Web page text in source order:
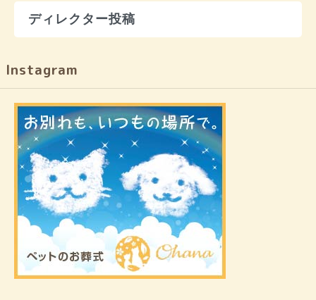
ディレクター投稿
Instagram